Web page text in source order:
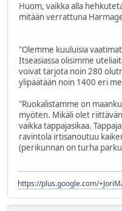
Huom, vaikka alla
mitään verrattuna
"Olemme kuuluisia
Itseasiassa olisimme
voivat tarjota noin 280
ylipäätään noin 1400 eri
"Ruokalistamme on
myöten. Mikäli olet
vaikka tappajasikaa.
ravintola irtisanoutuu
(perikunnan on turha
https://plus.google.com/